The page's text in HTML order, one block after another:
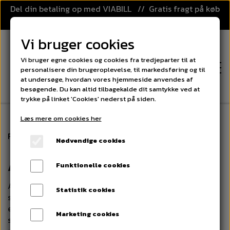
Del din betaling op med VIABILL // Gratis fragt på køb
over 499,-
FORSIDE
KATEGORIER
PRISGARANTI
KLUBAFTALE
Forside Om os
AJ-sport
AJ-sport er en del af AJL-group, som har beskæftiget
sig med onlinesalg siden 2007. Vi har derfor stor
erfaring indenfor området og kan betragtes som en
stærk spiller på markedet. Hos AJ-sport forhandler vi
Vi bruger cookies
Vi bruger egne cookies og cookies fra tredjeparter til at
personalisere din brugeroplevelse, til markedsføring og til
at undersøge, hvordan vores hjemmeside anvendes af
besøgende. Du kan altid tilbagekalde dit samtykke ved at
trykke på linket 'Cookies' nederst på siden.
Læs mere om cookies her
Nødvendige cookies
Funktionelle cookies
Statistik cookies
Marketing cookies